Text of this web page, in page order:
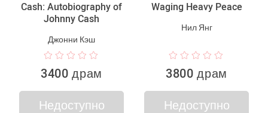
Cash: Autobiography of
Johnny Cash
Джонни Кэш
3400 драм
Недоступно
Waging Heavy Peace
Нил Янг
3800 драм
Недоступно